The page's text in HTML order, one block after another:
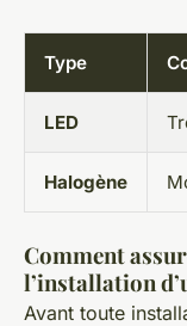
Type
LED
Halogène
Comment
l’installation
Avant toute